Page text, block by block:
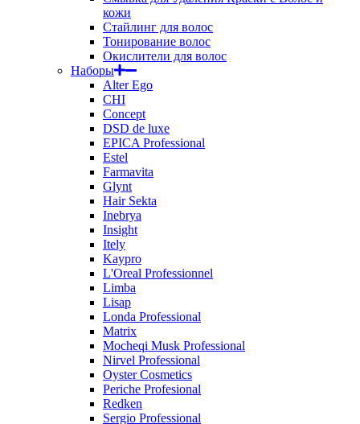
кожи
Стайлинг для волос
Тонирование волос
Окислители для волос
Наборы
Alter Ego
CHI
Concept
DSD de luxe
EPICA Professional
Estel
Farmavita
Glynt
Hair Sekta
Inebrya
Insight
Itely
Kaypro
L'Oreal Professionnel
Limba
Lisap
Londa Professional
Matrix
Mocheqi Musk Professional
Nirvel Professional
Oyster Cosmetics
Periche Profesional
Redken
Sergio Professional